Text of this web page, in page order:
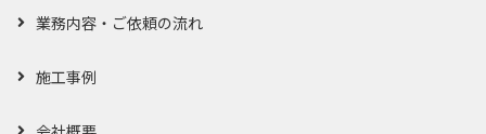
業務内容・ご依頼の流れ
施工事例